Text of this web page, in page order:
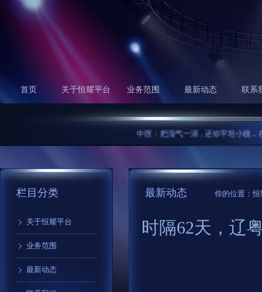
首页 关于恒耀平台 业务范围 最新动态 联系
中医：把湿气一清，还你平坦小腹... 在中
栏目分类
关于恒耀平台
业务范围
最新动态
最新动态 你的位置：恒
时隔62天，辽